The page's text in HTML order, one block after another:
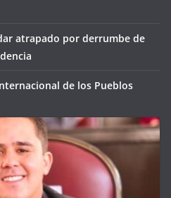
atrapado por derrumbe de
de los Pueblos